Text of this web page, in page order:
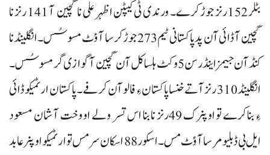
بٹلر 152رنز جوڑ کرے۔ ورندی ٹی کیپٹن اظہر علی نا گچین آ 141 رنز نا
گچین آ ڈائی آن پد پاکستانی ٹیم 273 جوڑ کرسا آؤٹ مسوسُس۔ انگلینڈ نا
کنڈآن جیمز اینڈرسن 5وکٹ ہلسا کل آن گچین آ گوازی گر مسوسُس۔
انگلینڈ 310 رنز آتے خنسا پاکستان ءِ فالو آن کرفے۔ پاکستان ارٹمیکو ڈائی
ءِ بنا کرے تو اوپنرک 49رنز نا بنا اس تسر ولے او وخت آ شان مسعود
ایل بی ڈبلیو مرسا آؤٹ مس۔ اسکور 88 اسکان سر مس تو ارٹمیکو اوپنر عابد